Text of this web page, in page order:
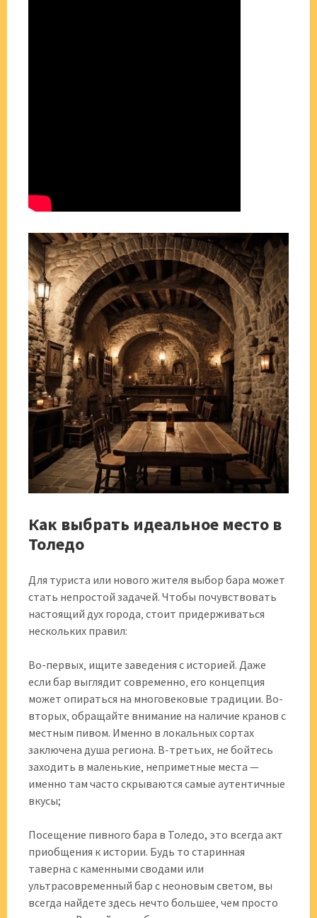
Как выбрать идеальное место в
Толедо
Для туриста или нового жителя выбор бара может
стать непростой задачей. Чтобы почувствовать
настоящий дух города‚ стоит придерживаться
нескольких правил:
Во-первых‚ ищите заведения с историей. Даже
если бар выглядит современно‚ его концепция
может опираться на многовековые традиции. Во-
вторых‚ обращайте внимание на наличие кранов с
местным пивом. Именно в локальных сортах
заключена душа региона. В-третьих‚ не бойтесь
заходить в маленькие‚ неприметные места —
именно там часто скрываются самые аутентичные
вкусы;
Посещение пивного бара в Толедо, это всегда акт
приобщения к истории. Будь то старинная
таверна с каменными сводами или
ультрасовременный бар с неоновым светом‚ вы
всегда найдете здесь нечто большее‚ чем просто